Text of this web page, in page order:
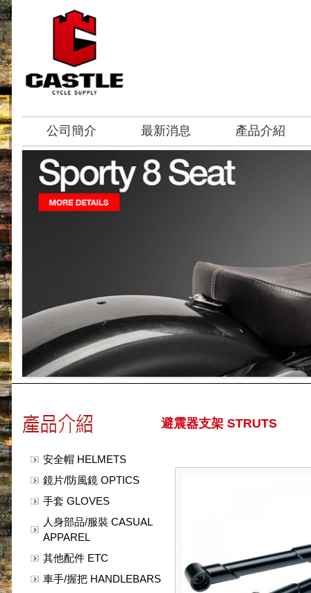
公司簡介 最新消息 產品介紹
安全帽 HELMETS
鏡片/防風鏡 OPTICS
手套 GLOVES
人身部品/服裝 CASUAL
APPAREL
其他配件 ETC
車手/握把 HANDLEBARS
避震器支架 STRUTS